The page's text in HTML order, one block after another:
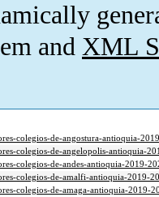
and XML
colegios-de-angostura-antioquia-
colegios-de-angelopolis-antioquia-
colegios-de-andes-antioquia-2019-
colegios-de-amalfi-antioquia-2019-
colegios-de-amaga-antioquia-2019-